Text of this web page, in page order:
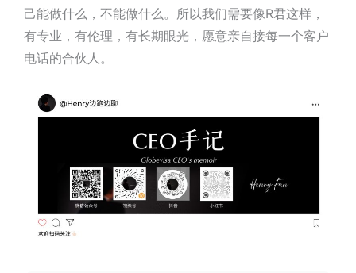
己能做什么，不能做什么。所以我们需要像R君这样，
有专业，有伦理，有长期眼光，愿意亲自接每一个客户
电话的合伙人。